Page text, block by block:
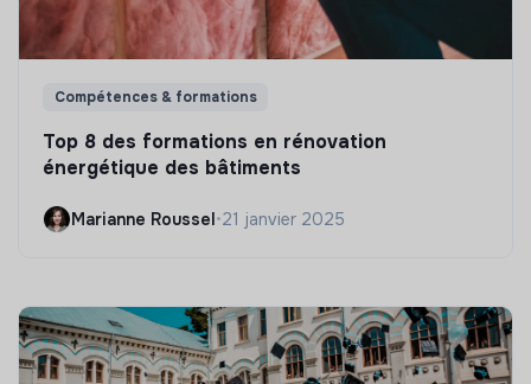
Compétences & formations
Top 8 des formations en rénovation
énergétique des bâtiments
Marianne Roussel•21 janvier 2025